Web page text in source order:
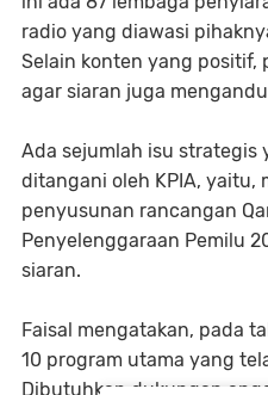
radio yang diawasi
Selain konten yang positif,
agar siaran juga
Ada sejumlah isu strategis
ditangani oleh KPIA, yaitu,
penyusunan rancangan
Penyelenggaraan Pemilu
siaran.
Faisal mengatakan, pada
10 program utama yang
Dibutuhkan dukungan